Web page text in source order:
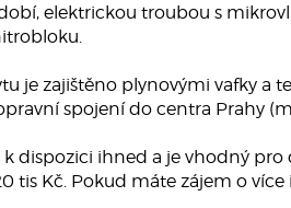
elektrickou troubou s
je zajištěno plynovými vafky a
spojení do centra Prahy
dispozici ihned a je vhodný pro
tis Kč. Pokud máte zájem o